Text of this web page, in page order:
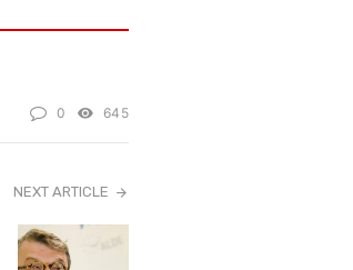
0 645
NEXT ARTICLE